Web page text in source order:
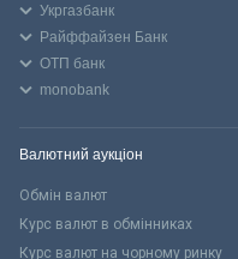
Укргазбанк
Райффайзен Банк
ОТП банк
monobank
Валютний аукціон
Обмін валют
Курс валют в обмінниках
Курс валют на чорному ринку